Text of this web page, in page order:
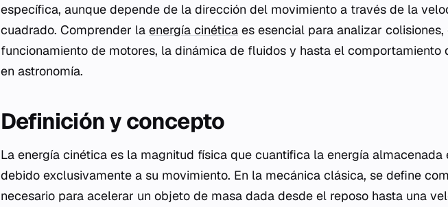
específica, aunque depende de la dirección del movimiento a través de la
cuadrado. Comprender la energía cinética es esencial para analizar colisiones,
funcionamiento de motores, la dinámica de fluidos y hasta el comportamiento
en astronomía.
Definición y concepto
La energía cinética es la magnitud física que cuantifica la energía almacenada
debido exclusivamente a su movimiento. En la mecánica clásica, se define
necesario para acelerar un objeto de masa dada desde el reposo hasta una